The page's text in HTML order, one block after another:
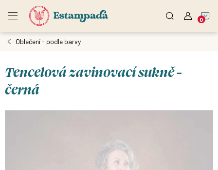
Oblečení - podle barvy
Tencelová zavinovací sukně -
černá